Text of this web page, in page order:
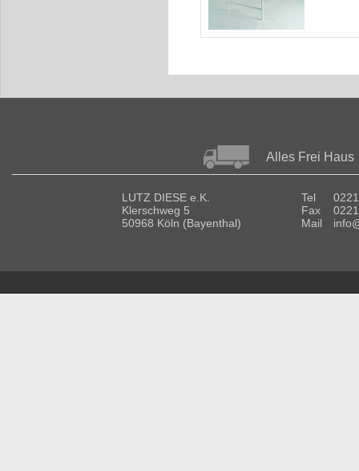
Alles Frei Haus
LUTZ DIESE e.K.
Klerschweg 5
50968 Köln (Bayenthal)
Tel
Fax
Mail